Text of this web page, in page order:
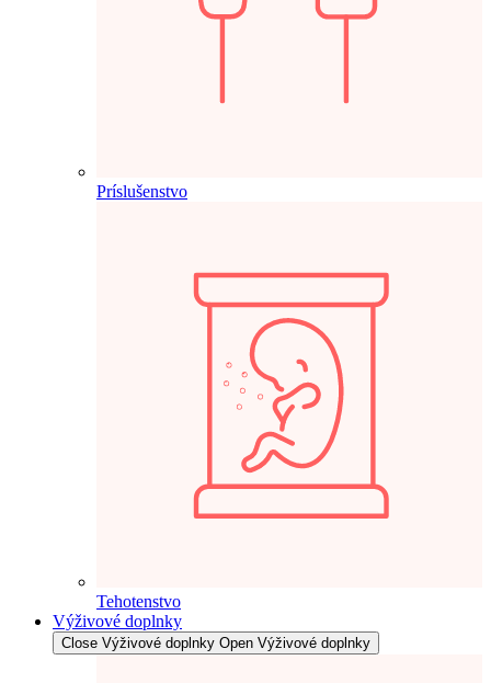
Príslušenstvo
Tehotenstvo
Výživové doplnky
Close Výživové doplnky Open Výživové doplnky